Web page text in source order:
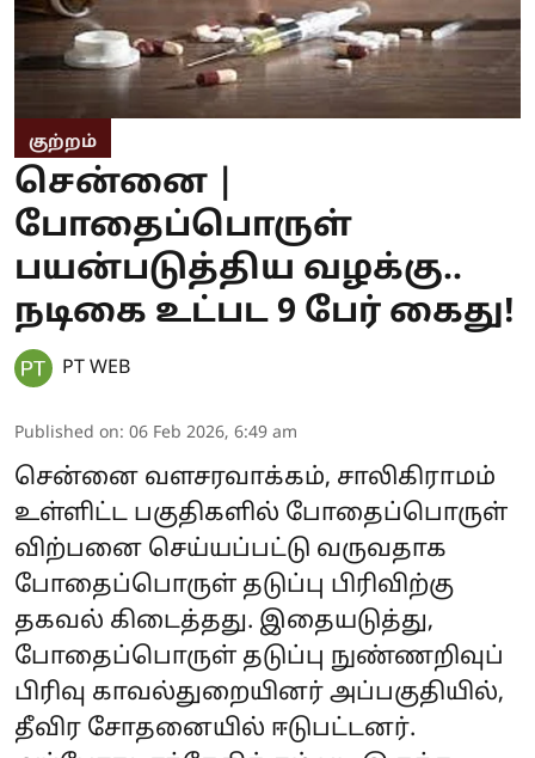
குற்றம்
சென்னை |
போதைப்பொருள்
பயன்படுத்திய வழக்கு..
நடிகை உட்பட 9 பேர் கைது!
PT WEB
Published on: 06 Feb 2026, 6:49 am
சென்னை வளசரவாக்கம், சாலிகிராமம்
உள்ளிட்ட பகுதிகளில் போதைப்பொருள்
விற்பனை செய்யப்பட்டு வருவதாக
போதைப்பொருள் தடுப்பு பிரிவிற்கு
தகவல் கிடைத்தது. இதையடுத்து,
போதைப்பொருள் தடுப்பு நுண்ணறிவுப்
பிரிவு காவல்துறையினர் அப்பகுதியில்,
தீவிர சோதனையில் ஈடுபட்டனர்.